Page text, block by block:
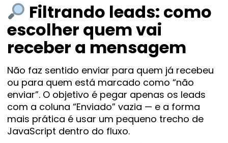
Filtrando leads: como
escolher quem vai
receber a mensagem
Não faz sentido enviar para quem já recebeu
ou para quem está marcado como “não
enviar”. O objetivo é pegar apenas os leads
com a coluna “Enviado” vazia — e a forma
mais prática é usar um pequeno trecho de
JavaScript dentro do fluxo.